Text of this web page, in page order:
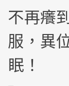
不再癢
服，異
眠！